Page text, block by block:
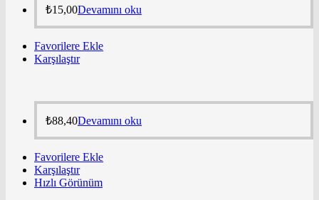
₺15,00Devamını oku
Favorilere Ekle
Karşılaştır
₺88,40Devamını oku
Favorilere Ekle
Karşılaştır
Hızlı Görünüm